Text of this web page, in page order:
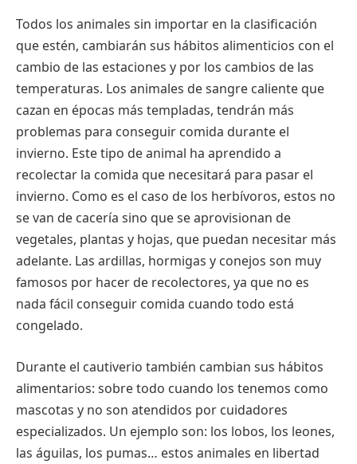
Todos los animales sin importar en la clasificación
que estén, cambiarán sus hábitos alimenticios con el
cambio de las estaciones y por los cambios de las
temperaturas. Los animales de sangre caliente que
cazan en épocas más templadas, tendrán más
problemas para conseguir comida durante el
invierno. Este tipo de animal ha aprendido a
recolectar la comida que necesitará para pasar el
invierno. Como es el caso de los herbívoros, estos no
se van de cacería sino que se aprovisionan de
vegetales, plantas y hojas, que puedan necesitar más
adelante. Las ardillas, hormigas y conejos son muy
famosos por hacer de recolectores, ya que no es
nada fácil conseguir comida cuando todo está
congelado.
Durante el cautiverio también cambian sus hábitos
alimentarios: sobre todo cuando los tenemos como
mascotas y no son atendidos por cuidadores
especializados. Un ejemplo son: los lobos, los leones,
las águilas, los pumas… estos animales en libertad